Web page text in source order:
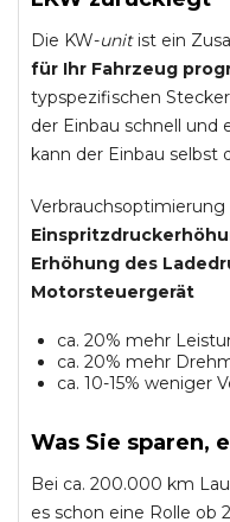
Die KW-unitist ein
für Ihr Fahrzeug
typspezifischen
der Einbau schnell und
kann der Einbau selbst
Erhöhung des
Motorsteuergerät
ca. 20% mehr
ca. 20% mehr
ca. 10-15% weniger
Was Sie sparen,
Bei ca. 200.000 km
es schon eine Rolle ob